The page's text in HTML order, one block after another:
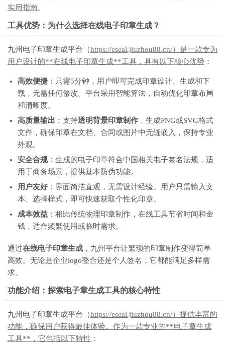
实用指南。
工具优势：为什么选择在线电子印章生成？
九州电子印章生成平台（https://eseal.jiuzhou88.cn/）是一款专为
用户设计的**在线电子印章生成**工具，具有以下核心优势 ：
高效便捷 ：只需5分钟，用户即可完成印章设计、生成和下
载，无需任何修改。平台采用智能算法，自动优化印章布局
和清晰度。
高质量输出 ：支持透明背景印章制作 ，生成PNG或SVG格式
文件，确保印章在文档、合同或图片中无缝嵌入，保持专业
外观。
安全合规：生成的电子印章符合中国相关电子签名法规，适
用于商务场景，提供基本防伪功能。
用户友好：界面简洁直观，无需设计经验。用户只需输入文
本、选择样式，即可快速获取个性化印章。
成本效益 ：相比传统物理印章制作，在线工具节省时间和金
钱，适合频繁使用或临时需求。
通过在线电子印章生成 ，九州平台让繁琐的印章制作变得简单
高效。无论是企业logo整合还是个人签名，它都能满足多样需
求。
功能介绍：探索电子章生成工具的核心特性
九州电子印章生成平台（https://eseal.jiuzhou88.cn/）提供丰富的
功能，确保用户获得最佳体验。作为一款专业的**电子章生成
工具**，它包括以下特性 ：